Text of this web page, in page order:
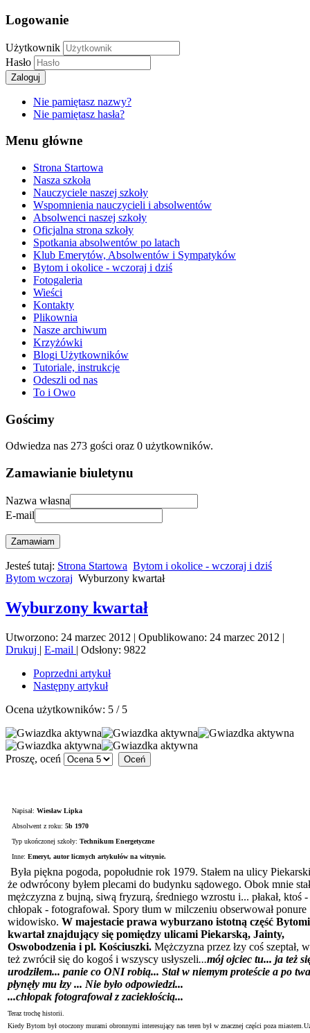
Logowanie
Użytkownik
Hasło
Zaloguj
Nie pamiętasz nazwy?
Nie pamiętasz hasła?
Menu główne
Strona Startowa
Nasza szkoła
Nauczyciele naszej szkoły
Wspomnienia nauczycieli i absolwentów
Absolwenci naszej szkoły
Oficjalna strona szkoły
Spotkania absolwentów po latach
Klub Emerytów, Absolwentów i Sympatyków
Bytom i okolice - wczoraj i dziś
Fotogaleria
Wieści
Kontakty
Plikownia
Nasze archiwum
Krzyżówki
Blogi Użytkowników
Tutoriale, instrukcje
Odeszli od nas
To i Owo
Gościmy
Odwiedza nas 273 gości oraz 0 użytkowników.
Zamawianie biuletynu
Nazwa własna
E-mail
Zamawiam
Jesteś tutaj: Strona Startowa Bytom i okolice - wczoraj i dziś
Bytom wczoraj Wyburzony kwartał
Wyburzony kwartał
Utworzono: 24 marzec 2012 | Opublikowano: 24 marzec 2012 |
Drukuj | E-mail | Odsłony: 9822
Poprzedni artykuł
Następny artykuł
Ocena użytkowników: 5 / 5
Proszę, oceń
Napisał: Wiesław Lipka
Absolwent z roku: 5b 1970
Typ ukończonej szkoły: Technikum Energetyczne
Inne: Emeryt, autor licznych artykułów na witrynie.
Była piękna pogoda, popołudnie rok 1979. Stałem na ulicy
że odwrócony byłem plecami do budynku sądowego. Obok mnie
mężczyzna z bujną, siwą fryzurą, średniego wzrostu i... płakał, ktoś -
chłopak - fotografował. Spory tłum w milczeniu obserwował ponure
widowisko. W majestacie prawa wyburzano istotną część
kwartał znajdujący się pomiędzy ulicami Piekarską, Jainty,
Oswobodzenia i pl. Kościuszki. Mężczyzna przez łzy coś szeptał,
też zwrócił się do kogoś i wszyscy usłyszeli...mój ojciec tu... ja też
urodziłem... panie co ONI robią... Stał w niemym proteście a po
płynęły mu łzy ... Nie było odpowiedzi...
...chłopak fotografował z zaciekłością...
Teraz trochę historii.
Kiedy Bytom był otoczony murami obronnymi interesujący nas teren był w znacznej części poza